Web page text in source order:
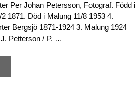
Per Johan Petersson, Fotograf. Född i
1871. Död i Malung 11/8 1953 4.
Bergsjö 1871-1924 3. Malung 1924
J. Petterson / P. …